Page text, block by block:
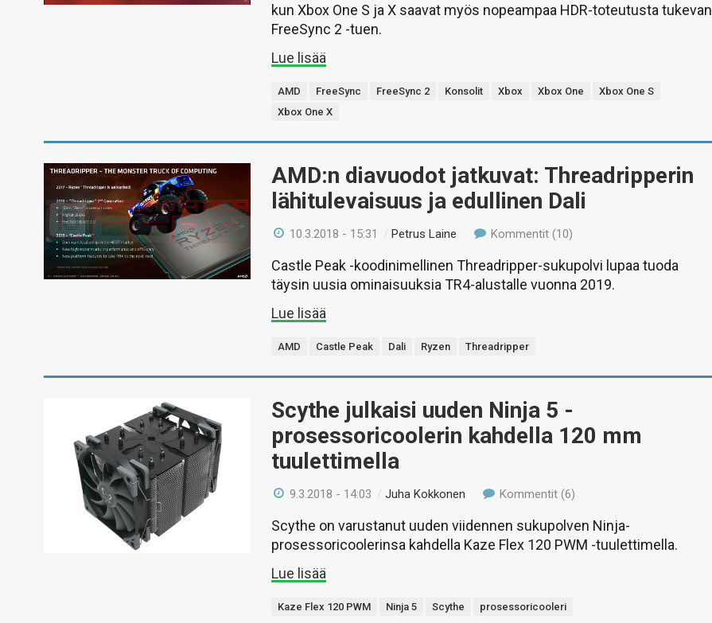
kun Xbox One S ja X saavat myös nopeampaa HDR-toteutusta tukevan
FreeSync 2 -tuen.
Lue lisää
AMD FreeSync FreeSync 2 Konsolit Xbox Xbox One
Xbox One S
Xbox One X
AMD:n diavuodot jatkuvat: Threadripperin
lähitulevaisuus ja edullinen Dali
10.3.2018 - 15:31 /Petrus Laine Kommentit (10)
Castle Peak -koodinimellinen Threadripper-sukupolvi lupaa tuoda
täysin uusia ominaisuuksia TR4-alustalle vuonna 2019.
Lue lisää
AMD Castle Peak Dali Ryzen Threadripper
Scythe julkaisi uuden Ninja 5 -
prosessoricoolerin kahdella 120 mm
tuulettimella
9.3.2018 - 14:03 /Juha Kokkonen Kommentit (6)
Scythe on varustanut uuden viidennen sukupolven Ninja-
prosessoricoolerinsa kahdella Kaze Flex 120 PWM -tuulettimella.
Lue lisää
Kaze Flex 120 PWM Ninja 5 Scythe prosessoricooleri